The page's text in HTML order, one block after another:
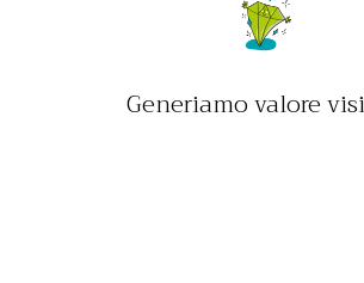
Generiamo valore